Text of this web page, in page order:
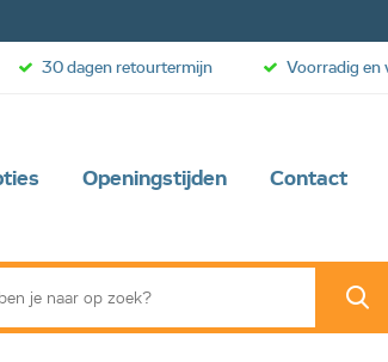
Openingstijden Contact
30 dagen retourtermijn Voorradig en